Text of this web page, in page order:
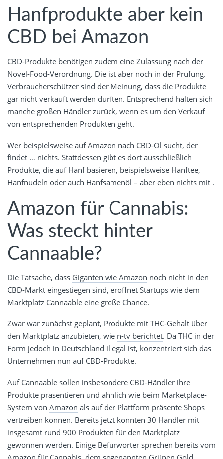
Hanfprodukte aber kein
CBD bei Amazon
CBD-Produkte benötigen zudem eine Zulassung nach der
Novel-Food-Verordnung. Die ist aber noch in der Prüfung.
Verbraucherschützer sind der Meinung, dass die Produkte
gar nicht verkauft werden dürften. Entsprechend halten sich
manche großen Händler zurück, wenn es um den Verkauf
von entsprechenden Produkten geht.
Wer beispielsweise auf Amazon nach CBD-Öl sucht, der
findet … nichts. Stattdessen gibt es dort ausschließlich
Produkte, die auf Hanf basieren, beispielsweise Hanftee,
Hanfnudeln oder auch Hanfsamenöl – aber eben nichts mit .
Amazon für Cannabis:
Was steckt hinter
Cannaable?
Die Tatsache, dass Giganten wie Amazon noch nicht in den
CBD-Markt eingestiegen sind, eröffnet Startups wie dem
Marktplatz Cannaable eine große Chance.
Zwar war zunächst geplant, Produkte mit THC-Gehalt über
den Marktplatz anzubieten, wie n-tv berichtet. Da THC in der
Form jedoch in Deutschland illegal ist, konzentriert sich das
Unternehmen nun auf CBD-Produkte.
Auf Cannaable sollen insbesondere CBD-Händler ihre
Produkte präsentieren und ähnlich wie beim Marketplace-
System von Amazon als auf der Plattform präsente Shops
vertreiben können. Bereits jetzt konnten 30 Händler mit
insgesamt rund 900 Produkten für den Marktplatz
gewonnen werden. Einige Befürworter sprechen bereits vom